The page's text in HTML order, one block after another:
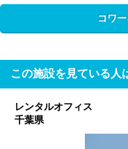
コワ
この施設を見ている人
レンタルオフィス
千葉県